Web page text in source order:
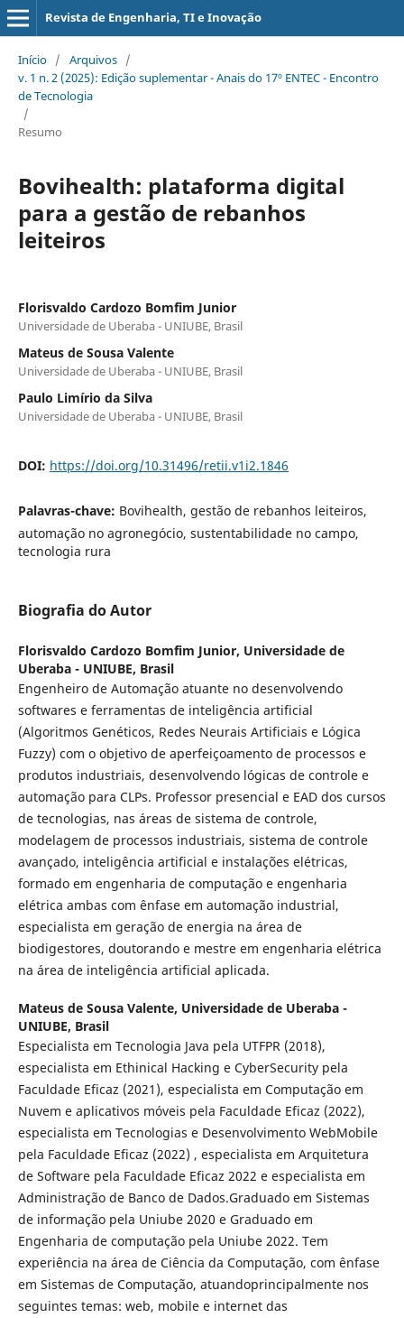
Revista de Engenharia, TI e Inovação
Início / Arquivos /
v. 1 n. 2 (2025): Edição suplementar - Anais do 17º ENTEC - Encontro
de Tecnologia
/
Resumo
Bovihealth: plataforma digital
para a gestão de rebanhos
leiteiros
Florisvaldo Cardozo Bomfim Junior
Universidade de Uberaba - UNIUBE, Brasil
Mateus de Sousa Valente
Universidade de Uberaba - UNIUBE, Brasil
Paulo Limírio da Silva
Universidade de Uberaba - UNIUBE, Brasil
DOI: https://doi.org/10.31496/retii.v1i2.1846
Palavras-chave: Bovihealth, gestão de rebanhos leiteiros,
automação no agronegócio, sustentabilidade no campo,
tecnologia rura
Biografia do Autor
Florisvaldo Cardozo Bomfim Junior, Universidade de
Uberaba - UNIUBE, Brasil
Engenheiro de Automação atuante no desenvolvendo
softwares e ferramentas de inteligência artificial
(Algoritmos Genéticos, Redes Neurais Artificiais e Lógica
Fuzzy) com o objetivo de aperfeiçoamento de processos e
produtos industriais, desenvolvendo lógicas de controle e
automação para CLPs. Professor presencial e EAD dos cursos
de tecnologias, nas áreas de sistema de controle,
modelagem de processos industriais, sistema de controle
avançado, inteligência artificial e instalações elétricas,
formado em engenharia de computação e engenharia
elétrica ambas com ênfase em automação industrial,
especialista em geração de energia na área de
biodigestores, doutorando e mestre em engenharia elétrica
na área de inteligência artificial aplicada.
Mateus de Sousa Valente, Universidade de Uberaba -
UNIUBE, Brasil
Especialista em Tecnologia Java pela UTFPR (2018),
especialista em Ethinical Hacking e CyberSecurity pela
Faculdade Eficaz (2021), especialista em Computação em
Nuvem e aplicativos móveis pela Faculdade Eficaz (2022),
especialista em Tecnologias e Desenvolvimento WebMobile
pela Faculdade Eficaz (2022) , especialista em Arquitetura
de Software pela Faculdade Eficaz 2022 e especialista em
Administração de Banco de Dados.Graduado em Sistemas
de informação pela Uniube 2020 e Graduado em
Engenharia de computação pela Uniube 2022. Tem
experiência na área de Ciência da Computação, com ênfase
em Sistemas de Computação, atuandoprincipalmente nos
seguintes temas: web, mobile e internet das